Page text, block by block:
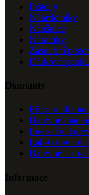
Prsteny
Náhrdelníky
Náušnice
Náramky
Zásnubní
Dárkové
Diamanty
Přírodní
Barevné
Investiční
Lab-Grown
Barevné Lab-
Informace